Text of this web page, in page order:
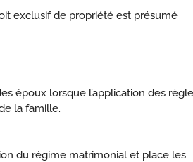
exclusif de propriété est présumé
époux lorsque l’application des
la famille.
du régime matrimonial et place les